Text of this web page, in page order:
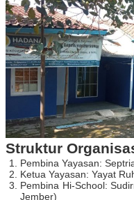
Struktur
Pembina Yayasan:
Ketua Yayasan: Yayat
Pembina Hi-School:
Jember)